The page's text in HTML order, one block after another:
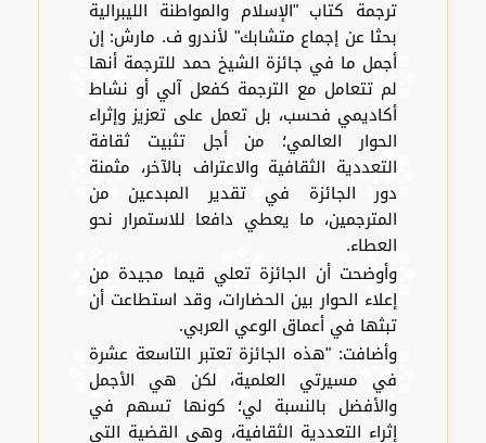
ترجمة كتاب "الإسلام والمواطنة الليبرالية
بحثا عن إجماع متشابك" لأندرو ف. مارش: إن
أجمل ما في جائزة الشيخ حمد للترجمة أنها
لم تتعامل مع الترجمة كفعل آلي أو نشاط
أكاديمي فحسب، بل تعمل على تعزيز وإثراء
الحوار العالمي؛ من أجل تثبيت ثقافة
التعددية الثقافية والاعتراف بالآخر، مثمنة
دور الجائزة في تقدير المبدعين من
المترجمين، ما يعطي دافعا للاستمرار نحو
العطاء.
وأوضحت أن الجائزة تعلي قيما مجيدة من
إعلاء الحوار بين الحضارات، وقد استطاعت أن
تبثها في أعماق الوعي العربي.
وأضافت: "هذه الجائزة تعتبر التاسعة عشرة
في مسيرتي العلمية، لكن هي الأجمل
والأفضل بالنسبة لي؛ كونها تسهم في
إثراء التعددية الثقافية، وهي القضية التي